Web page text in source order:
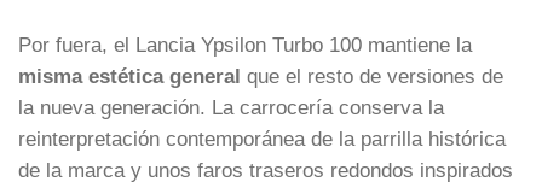
Por fuera, el Lancia Ypsilon Turbo 100 mantiene la
misma estética general que el resto de versiones de
la nueva generación. La carrocería conserva la
reinterpretación contemporánea de la parrilla histórica
de la marca y unos faros traseros redondos inspirados